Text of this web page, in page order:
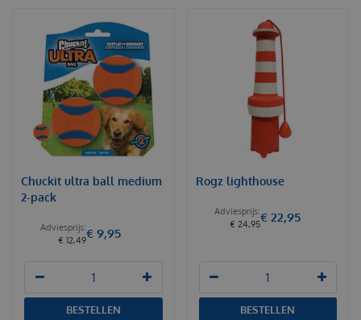
Chuckit ultra ball medium
2-pack
€ 12,49€ 9,95
BESTELLEN
Rogz lighthouse
€ 24,95€ 22,95
BESTELLEN